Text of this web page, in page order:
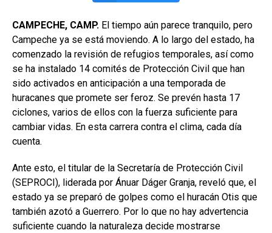
CAMPECHE, CAMP. El tiempo aún parece tranquilo, pero
Campeche ya se está moviendo. A lo largo del estado, ha
comenzado la revisión de refugios temporales, así como
se ha instalado 14 comités de Protección Civil que han
sido activados en anticipación a una temporada de
huracanes que promete ser feroz. Se prevén hasta 17
ciclones, varios de ellos con la fuerza suficiente para
cambiar vidas. En esta carrera contra el clima, cada día
cuenta.
Ante esto, el titular de la Secretaría de Protección Civil
(SEPROCI), liderada por Ánuar Dáger Granja, reveló que, el
estado ya se preparó de golpes como el huracán Otis que
también azotó a Guerrero. Por lo que no hay advertencia
suficiente cuando la naturaleza decide mostrarse